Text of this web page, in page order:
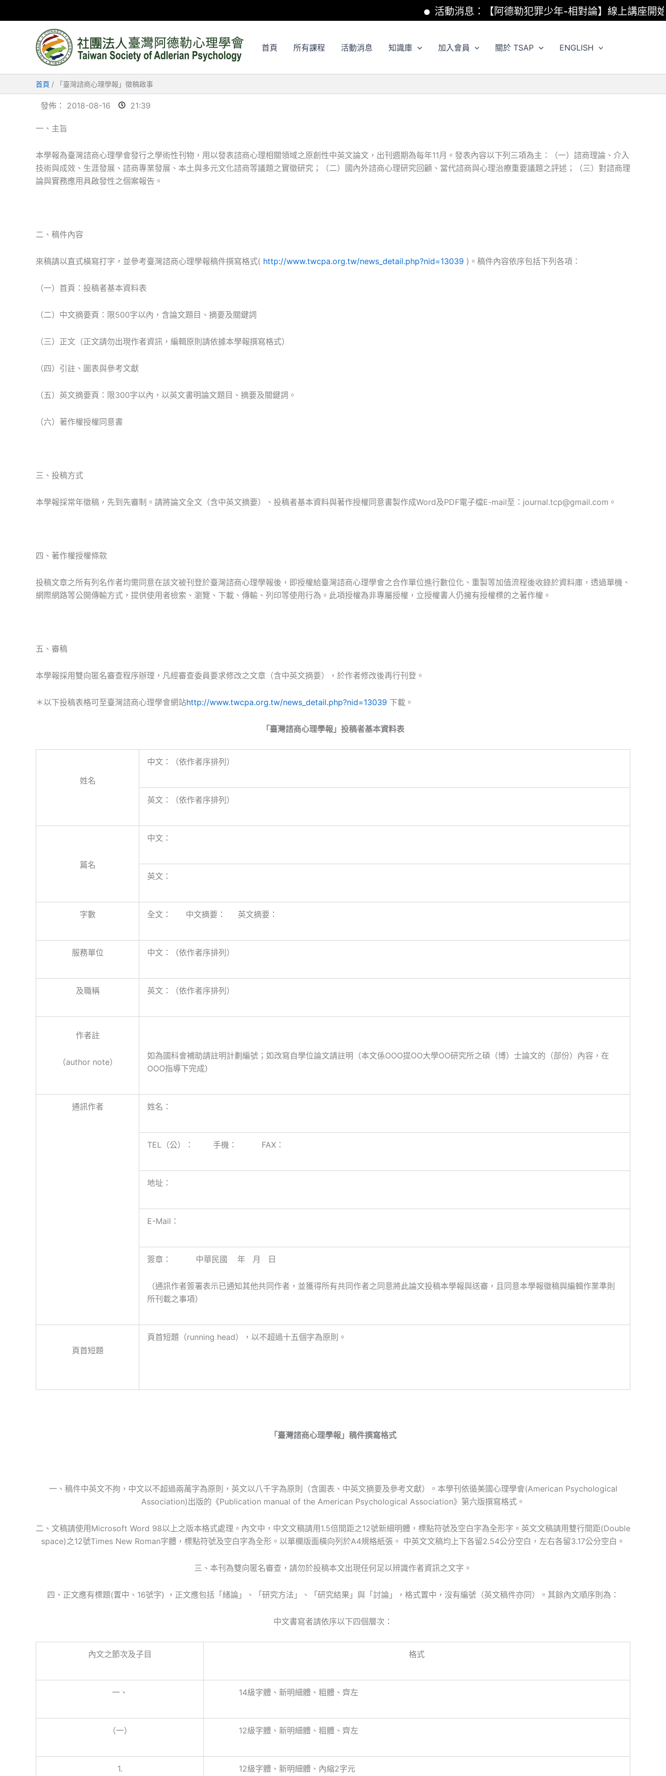
活動消息：【阿德勒犯罪少年-相對論】線上講座開始報名
至
首頁 所有課程 活動消息 知識庫 加入會員 關於 TSAP ENGLISH
首頁 「臺灣諮商心理學報」徵稿啟事
發佈： 2018-08-16 21:39
一、主旨
本學報為臺灣諮商心理學會發行之學術性刊物，用以發表諮商心理相關領域之原創性中英文論文，出刊週期為每年11月。發表內容以下列三項為主：（一）諮商理論、介入
技術與成效、生涯發展、諮商專業發展、本土與多元文化諮商等議題之實徵研究；（二）國內外諮商心理研究回顧、當代諮商與心理治療重要議題之評述；（三）對諮商理
論與實務應用具啟發性之個案報告。
二、稿件內容
來稿請以直式橫寫打字，並參考臺灣諮商心理學報稿件撰寫格式( http://www.twcpa.org.tw/news_detail.php?nid=13039 )。稿件內容依序包括下列各項：
（一）首頁：投稿者基本資料表
（二）中文摘要頁：限500字以內，含論文題目、摘要及關鍵詞
（三）正文（正文請勿出現作者資訊，編輯原則請依據本學報撰寫格式）
（四）引註、圖表與參考文獻
（五）英文摘要頁：限300字以內，以英文書明論文題目、摘要及關鍵詞。
（六）著作權授權同意書
三、投稿方式
本學報採常年徵稿，先到先審制。請將論文全文（含中英文摘要）、投稿者基本資料與著作授權同意書製作成Word及PDF電子檔E-mail至：journal.tcp@gmail.com。
四、著作權授權條款
投稿文章之所有列名作者均需同意在該文被刊登於臺灣諮商心理學報後，即授權給臺灣諮商心理學會之合作單位進行數位化、重製等加值流程後收錄於資料庫，透過單機、
網際網路等公開傳輸方式，提供使用者檢索、瀏覽、下載、傳輸、列印等使用行為。此項授權為非專屬授權，立授權書人仍擁有授權標的之著作權。
五、審稿
本學報採用雙向匿名審查程序辦理，凡經審查委員要求修改之文章（含中英文摘要），於作者修改後再行刊登。
＊以下投稿表格可至臺灣諮商心理學會網站http://www.twcpa.org.tw/news_detail.php?nid=13039 下載。
「臺灣諮商心理學報」投稿者基本資料表
姓名
中文：（依作者序排列）
英文：（依作者序排列）
篇名
中文：
英文：
字數 全文： 中文摘要： 英文摘要：
服務單位 中文：（依作者序排列）
及職稱 英文：（依作者序排列）
作者註
（author note）
如為國科會補助請註明計劃編號；如改寫自學位論文請註明（本文係OOO提OO大學OO研究所之碩（博）士論文的（部份）內容，在
OOO指導下完成）
通訊作者 姓名：
TEL（公）： 手機： FAX：
地址：
E-Mail：
簽章： 中華民國 年 月 日
（通訊作者簽署表示已通知其他共同作者，並獲得所有共同作者之同意將此論文投稿本學報與送審，且同意本學報徵稿與編輯作業準則
所刊載之事項）
頁首短題
頁首短題（running head），以不超過十五個字為原則。
「臺灣諮商心理學報」稿件撰寫格式
一、稿件中英文不拘，中文以不超過兩萬字為原則，英文以八千字為原則（含圖表、中英文摘要及參考文獻）。本學刊依循美國心理學會(American Psychological
Association)出版的《Publication manual of the American Psychological Association》第六版撰寫格式。
二、文稿請使用Microsoft Word 98以上之版本格式處理。內文中，中文文稿請用1.5倍間距之12號新細明體，標點符號及空白字為全形字。英文文稿請用雙行間距(Double
space)之12號Times New Roman字體，標點符號及空白字為全形。以單欄版面橫向列於A4規格紙張。 中英文文稿均上下各留2.54公分空白，左右各留3.17公分空白。
三、本刊為雙向匿名審查，請勿於投稿本文出現任何足以辨識作者資訊之文字。
四、正文應有標題(置中、16號字) ，正文應包括「緒論」、「研究方法」、「研究結果」與「討論」，格式置中，沒有編號（英文稿件亦同）。其餘內文順序則為：
中文書寫者請依序以下四個層次：
內文之節次及子目 格式
一、 14級字體、新明細體、粗體、齊左
（一） 12級字體、新明細體、粗體、齊左
1. 12級字體、新明細體、內縮2字元